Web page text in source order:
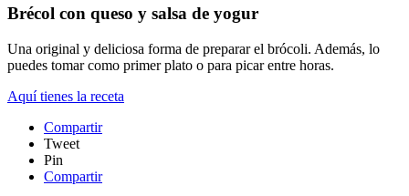
Brécol con queso y salsa de yogur
Una original y deliciosa forma de preparar el brócoli. Además, lo
puedes tomar como primer plato o para picar entre horas.
Aquí tienes la receta
Compartir
Tweet
Pin
Compartir